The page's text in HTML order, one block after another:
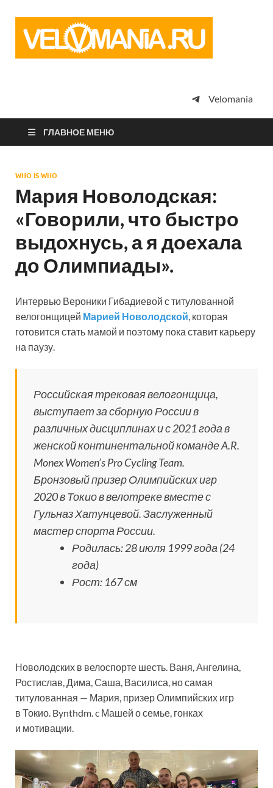
просто
Velomania
ГЛАВНОЕ МЕНЮ
WHO IS WHO
Мария Новолодская:
«Говорили, что быстро
выдохнусь, а я доехала
до Олимпиады».
Интервью Вероники Гибадиевой с титулованной
велогонщицей Марией Новолодской, которая
готовится стать мамой и поэтому пока ставит карьеру
на паузу.
Российская трековая велогонщица,
выступает за сборную России в
различных дисциплинах и с 2021 года в
женской континентальной команде A.R.
Monex Women’s Pro Cycling Team.
Бронзовый призер Олимпийских игр
2020 в Токио в велотреке вместе с
Гульназ Хатунцевой. Заслуженный
мастер спорта России.
Родилась: 28 июля 1999 года (24
года)
Рост: 167 см
Новолодских в велоспорте шесть. Ваня, Ангелина,
Ростислав, Дима, Саша, Василиса, но самая
титулованная — Мария, призер Олимпийских игр
в Токио. Bynthdm. c Машей о семье, гонках
и мотивации.